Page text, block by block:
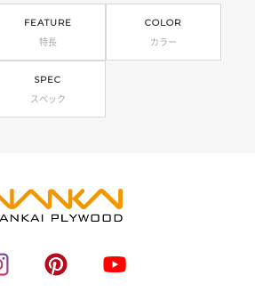
FEATURE
特長
COLOR
カラー
SPEC
スペック